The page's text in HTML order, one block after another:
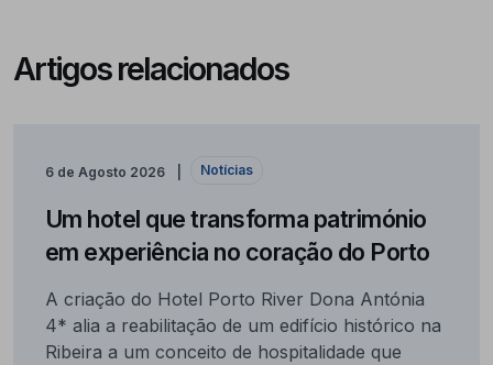
Artigos relacionados
6 de Agosto 2026 Notícias
Um hotel que transforma património
em experiência no coração do Porto
A criação do Hotel Porto River Dona Antónia
4* alia a reabilitação de um edifício histórico na
Ribeira a um conceito de hospitalidade que